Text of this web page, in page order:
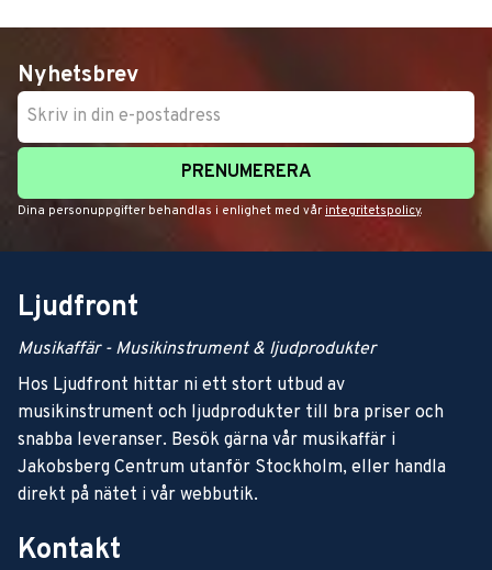
Nyhetsbrev
PRENUMERERA
Dina personuppgifter behandlas i enlighet med vår integritetspolicy.
Ljudfront
Musikaffär - Musikinstrument & ljudprodukter
Hos Ljudfront hittar ni ett stort utbud av
musikinstrument och ljudprodukter till bra priser och
snabba leveranser. Besök gärna vår musikaffär i
Jakobsberg Centrum utanför Stockholm, eller handla
direkt på nätet i vår webbutik.
Kontakt